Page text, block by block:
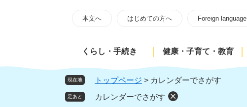
頭
飛
本文へ はじめての方へ Foreign language
くらし・手続き 健康・子育て・教育
現在地 トップページ > カレンダーでさがす
足あと カレンダーでさがす